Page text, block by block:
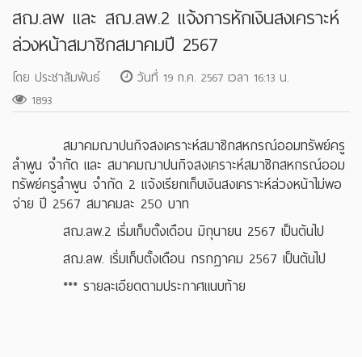
สฌ.ลพ และ สฌ.ลพ.2 แจ้งการหักเงินสงเคราะห์
ล่วงหน้าสมาชิกสมาคมปี 2567
โดย ประชาสัมพันธ์
วันที่ 19 ก.ค. 2567 เวลา 16:13 น.
1893
สมาคมฌาปนกิจสงเคราะห์สมาชิกสหกรณ์ออมทรัพย์ครู
ลำพูน จำกัด และ สมาคมฌาปนกิจสงเคราะห์สมาชิกสหกรณ์ออม
ทรัพย์ครูลำพูน จำกัด 2 แจ้งเรียกเก็บเงินสงเคราะห์ล่วงหน้าไม่พอ
จ่าย ปี 2567 สมาคมละ 250 บาท
สฌ.ลพ.2 เริ่มเก็บตั้งเดือน มิถุนายน 2567 เป็นต้นไป
สฌ.ลพ. เริ่มเก็บตั้งเดือน กรกฎาคม 2567 เป็นต้นไป
*** รายละเอียดตามประกาศแนบท้าย